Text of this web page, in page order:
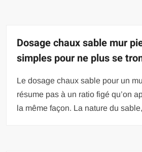
Dosage chaux sable mur
simples pour ne plus se
Le dosage chaux sable pour un
résume pas à un ratio figé qu’on
la même façon. La nature du